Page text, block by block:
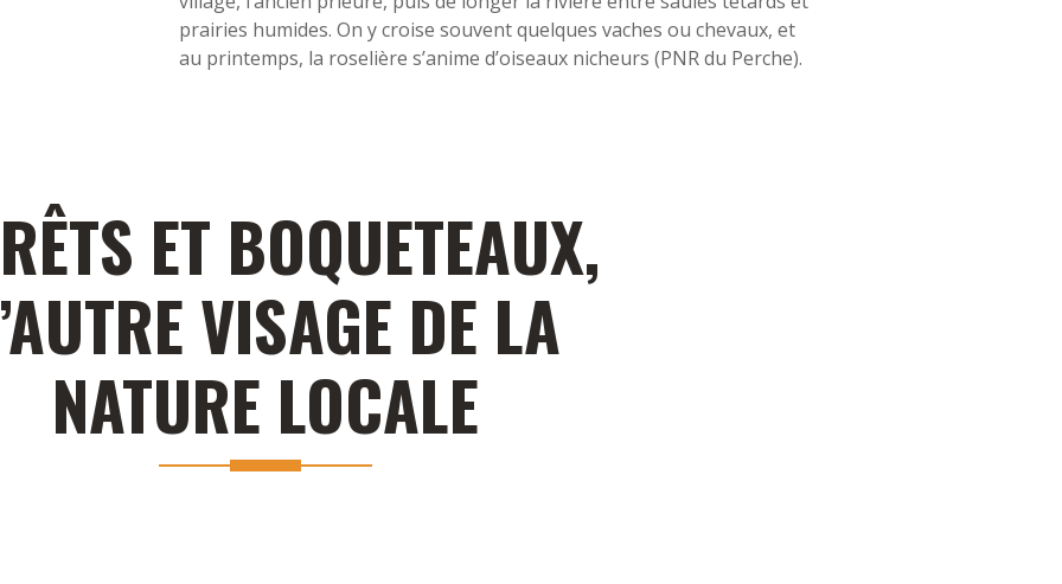
prairies humides. On y croise souvent quelques vaches ou chevaux, et
au printemps, la roselière s’anime d’oiseaux nicheurs (PNR du Perche).
ET BOQUETEAUX,
VISAGE DE LA
NATURE LOCALE